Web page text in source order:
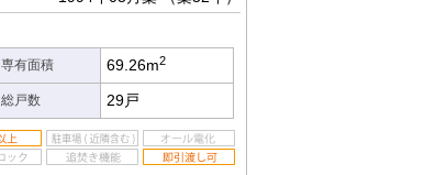
専有面積 69.26m2
総戸数 29戸